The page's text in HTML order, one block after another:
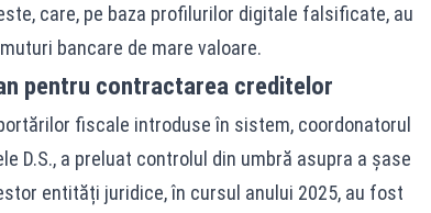
care, pe baza profilurilor digitale falsificate, au
bancare de mare valoare.
pentru contractarea creditelor
fiscale introduse în sistem, coordonatorul
D.S., a preluat controlul din umbră asupra a șase
entități juridice, în cursul anului 2025, au fost